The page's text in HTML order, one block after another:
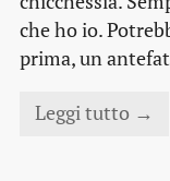
che ho io.
prima, un
Leggi tutto →